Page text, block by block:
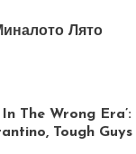
Лято
The Wrong Era’:
Tough Guys